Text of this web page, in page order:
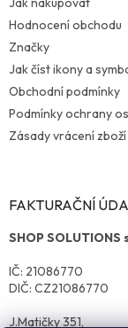
Hodnocení obchodu
Značky
Jak číst ikony a
Obchodní podmínky
Podmínky ochrany
Zásady vrácení zboží
FAKTURAČNÍ
SHOP SOLUTIONS
IČ: 21086770
DIČ: CZ21086770
J.Matičky 351,